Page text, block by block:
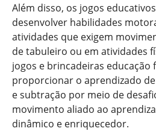
Além disso, os jogos
desenvolver habilidades
atividades que exigem
de tabuleiro ou em atividades
jogos e brincadeiras educação
proporcionar o aprendizado
e subtração por meio de
movimento aliado ao
dinâmico e enriquecedor.